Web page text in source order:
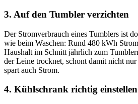
3. Auf den Tumbler verzichten
Der Stromverbrauch eines Tumblers ist
wie beim Waschen: Rund 480 kWh
Haushalt im Schnitt jährlich zum
der Leine trocknet, schont damit nicht
spart auch Strom.
4. Kühlschrank richtig einstellen